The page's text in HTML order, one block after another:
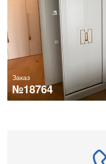
Заказ
№18764